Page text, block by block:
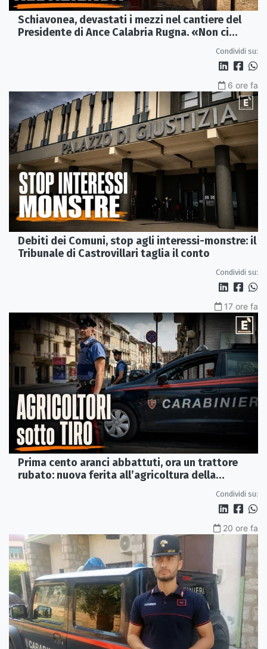
Schiavonea, devastati i mezzi nel cantiere del
Presidente di Ance Calabria Rugna. «Non ci
Condividi su:
6 ore fa
Debiti dei Comuni, stop agli interessi-monstre: il
Tribunale di Castrovillari taglia il conto
Condividi su:
17 ore fa
Prima cento aranci abbattuti, ora un trattore
rubato: nuova ferita all’agricoltura della
Condividi su:
20 ore fa